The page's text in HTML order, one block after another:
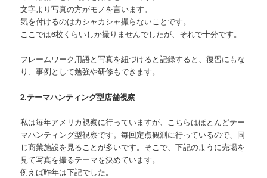
文字より写真の方がモノを言います。
気を付けるのはカシャカシャ撮らないことです。
ここでは6枚くらいしか撮りませんでしたが、それで十分です。
フレームワーク用語と写真を紐づけると記録すると、復習にもな
り、事例として勉強や研修もできます。
2.テーマハンティング型店舗視察
私は毎年アメリカ視察に行っていますが、こちらはほとんどテー
マハンティング型視察です。毎回定点観測に行っているので、同
じ商業施設を見ることが多いです。そこで、下記のように売場を
見て写真を撮るテーマを決めています。
例えば昨年は下記でした。